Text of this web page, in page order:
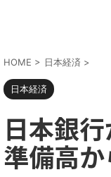
HOME > 日本経済 >
日本経済
日本銀
準備高